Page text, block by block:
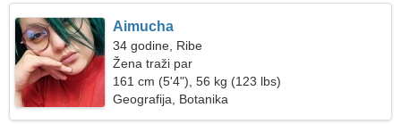
Aimucha
34 godine, Ribe
Žena traži par
161 cm (5'4"), 56 kg (123 lbs)
Geografija, Botanika